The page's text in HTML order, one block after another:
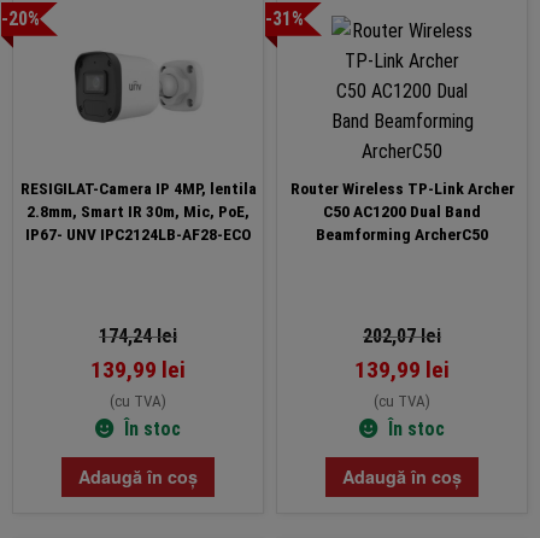
-20%
RESIGILAT-Camera IP 4MP, lentila
2.8mm, Smart IR 30m, Mic, PoE,
IP67- UNV IPC2124LB-AF28-ECO
174,24lei
139,99 lei
(cu TVA)
În stoc
Adaugă în coș
-31%
Router Wireless TP-Link Archer
C50 AC1200 Dual Band
Beamforming ArcherC50
202,07lei
139,99 lei
(cu TVA)
În stoc
Adaugă în coș